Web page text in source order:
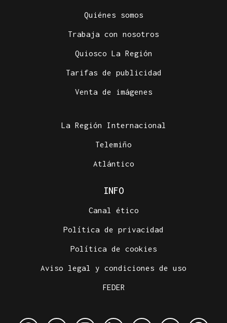
Quiénes somos
Trabaja con nosotros
Quiosco La Región
Tarifas de publicidad
Venta de imágenes
La Región Internacional
Telemiño
Atlántico
INFO
Canal ético
Política de privacidad
Política de cookies
Aviso legal y condiciones de uso
FEDER